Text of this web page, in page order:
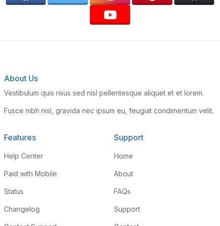
About Us
Vestibulum quis risus sed nisl pellentesque aliquet et et lorem.
Fusce nibh nisl, gravida nec ipsum eu, feugiat condimentum velit.
Features
Help Center
Paid with Mobile
Status
Changelog
Support
Home
About
FAQs
Support